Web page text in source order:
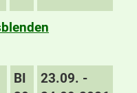
BI
23.09. -